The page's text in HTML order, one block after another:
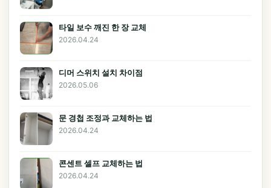
타일 보수 깨진 한 장 교체
2026.04.24
디머 스위치 설치 차이점
2026.05.06
문 경첩 조정과 교체하는 법
2026.04.24
콘센트 셀프 교체하는 법
2026.04.24